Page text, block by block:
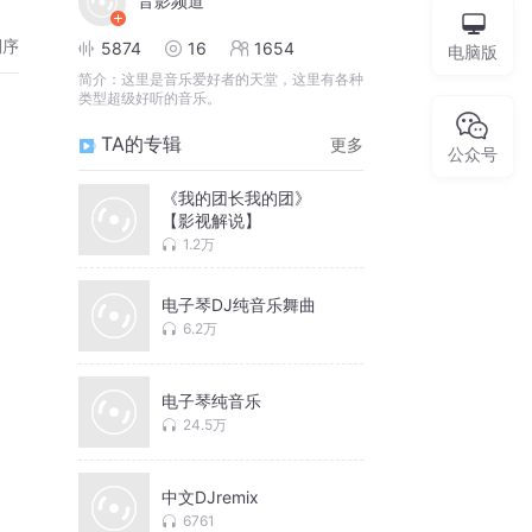
5874 16 1654
简介： 这里是音乐爱好者的天堂，这里有各种
类型超级好听的音乐。
TA的专辑 更多
《我的团长我的团》
【影视解说】
1.2万
电子琴DJ纯音乐舞曲
6.2万
电子琴纯音乐
24.5万
中文DJremix
6761
电脑版
公众号